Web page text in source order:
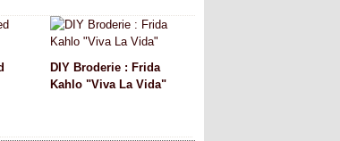
DIY Broderie : Frida
Kahlo "Viva La Vida"